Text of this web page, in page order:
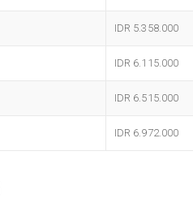
IDR 5.358.000
IDR 6.115.000
IDR 6.515.000
IDR 6.972.000